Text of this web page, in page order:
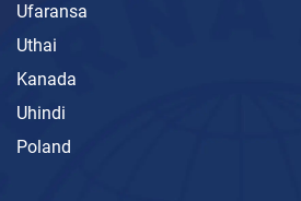
Ufaransa
Uthai
Kanada
Uhindi
Poland